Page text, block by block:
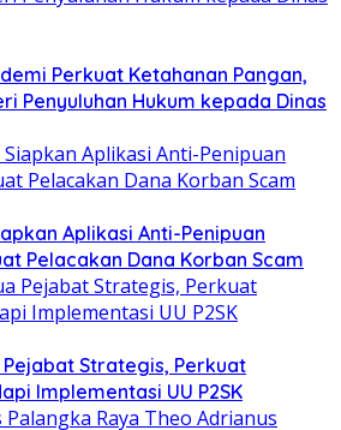
Perkuat Ketahanan Pangan,
Penyuluhan Hukum kepada Dinas
Aplikasi Anti-Penipuan
Pelacakan Dana Korban Scam
Pejabat Strategis, Perkuat
Implementasi UU P2SK